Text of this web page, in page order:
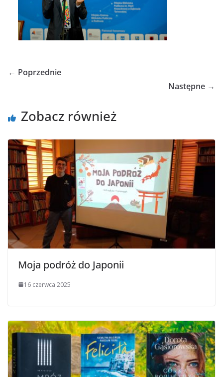
← Poprzednie
Następne →
Zobacz również
Moja podróż do Japonii
16 czerwca 2025